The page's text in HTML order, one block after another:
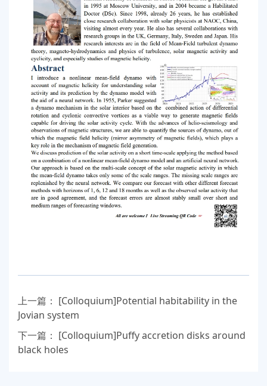
上一篇： [Colloquium]Potential habitability in the
Jovian system
下一篇： [Colloquium]Puffy accretion disks around
black holes